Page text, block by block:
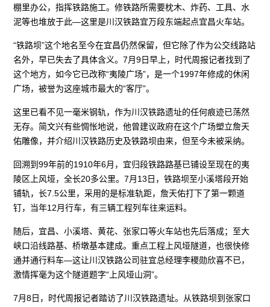
棚里办公，指挥铁路施工。修铁路所需要枕木、炸药、工具、水
泥等也堆放于此—这里是川汉铁路宜万段东端起点宜昌火车站。
“铁路坝”这个地名至今在宜昌仍然保留，但它除了作为公交线路站
名外，早已失去了具体含义。7月9日早上，时代周报记者找到了
这个地方，如今它已改称“夷陵广场”，是一个1997年修成的休闲
广场，被誉为这座城市最大的“客厅”。
这里已看不见一毫米钢轨，作为川汉铁路遗址的任何痕迹已荡然
无存。简文兴有些惆怅地说，他曾建议政府在这个广场塑立詹天
佑雕像，并介绍川汉铁路历史及铁路坝由来，但至今未被采纳。
回溯到99年前的1910年6月，宜归段铁路路基已铺设至现在的夷
陵区上风垭，全长20多公里。7月13日，铁路坝至小溪塔段开始
铺轨，长7.5公里，采用的是标准轨距，詹天佑打下了第一颗道
钉，当年12月行车，有三辆工程列车往来运料。
随后，宜昌、小溪塔、黄花、张家口等火车站也先后落成；至大
峡口沿线路基、桥墩基本建成。重点工程上风垭隧道，也很快修
通并通行料车—这让川汉铁路公司驻宜总经理李稷勋欣喜不已，
激情挥毫为这个隧道题字“上风垭山洞”。
7月8日，时代周报记者踏访了川汉铁路遗址。从铁路坝到张家口